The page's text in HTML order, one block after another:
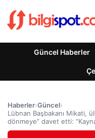
Güncel Haberler
Haberler›Güncel›
Lübnan Başbakanı Mikati,
dönmeye” davet etti: